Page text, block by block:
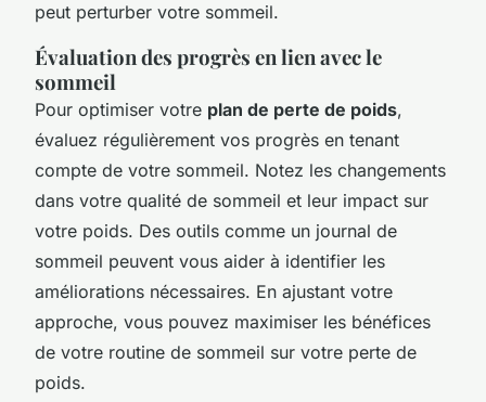
peut perturber votre sommeil.
Évaluation des progrès en lien avec le
sommeil
Pour optimiser votre plan de perte de poids,
évaluez régulièrement vos progrès en tenant
compte de votre sommeil. Notez les changements
dans votre qualité de sommeil et leur impact sur
votre poids. Des outils comme un journal de
sommeil peuvent vous aider à identifier les
améliorations nécessaires. En ajustant votre
approche, vous pouvez maximiser les bénéfices
de votre routine de sommeil sur votre perte de
poids.